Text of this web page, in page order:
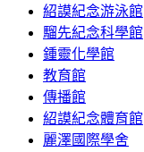
紹謨紀念游泳館
騮先紀念科學館
鍾靈化學館
教育館
傳播館
紹謨紀念體育館
麗澤國際學舍